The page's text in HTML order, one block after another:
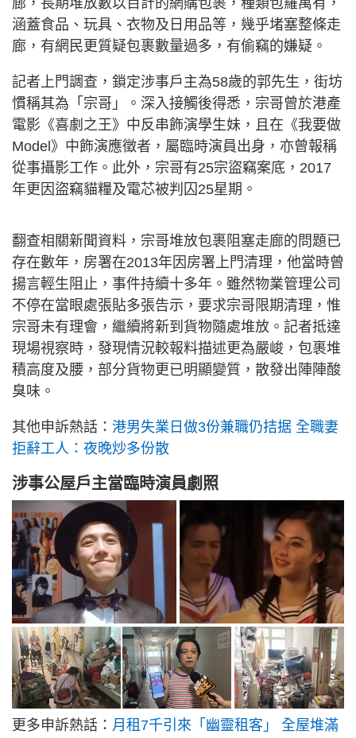
廊，長期堆放數以百計的網購包裹，種類包羅萬有，
涵蓋食品、玩具、衣物及日用品等，幾乎堵塞整條走
廊，有網民更質疑包裹數量過多，有偷竊的嫌疑。
記者上門調查，鎖定涉事戶主為58歲的郭先生，街坊
慣稱其為「宗哥」。深入接觸後得悉，宗哥曾於港產
電影《喜劇之王》中反串飾演學生妹，且在《我要做
Model》中飾演應徵者，屬臨時演員出身，亦曾報稱
從事攝影工作。此外，宗哥有25宗盜竊案底，2017
年更因盜竊貓糧及電芯被判囚25星期。
翻查相關新聞資料，宗哥堆放包裹阻塞走廊的問題已
存在數年，房署在2013年因房署上門清理，他當時曾
揚言輕生阻止，事件持續十多年。雖然物業管理公司
不停在當眼處張貼多張告示，要求宗哥限期清理，惟
宗哥未有理會，繼續將新到貨物隨處堆放。記者抵達
現場視察時，發現情況較報料描述更為嚴峻，包裹堆
積高度及腰，部分貨物更已明顯變質，散發出陣陣酸
臭味。
其他申訴熱話： 港男失業日做3份兼職仍拮据 全職妻
拒辭工人：夜晚炒多份散
涉事公屋戶主當臨時演員劇照
更多申訴熱話： 月租7千引來「幽靈租客」 全屋堆滿